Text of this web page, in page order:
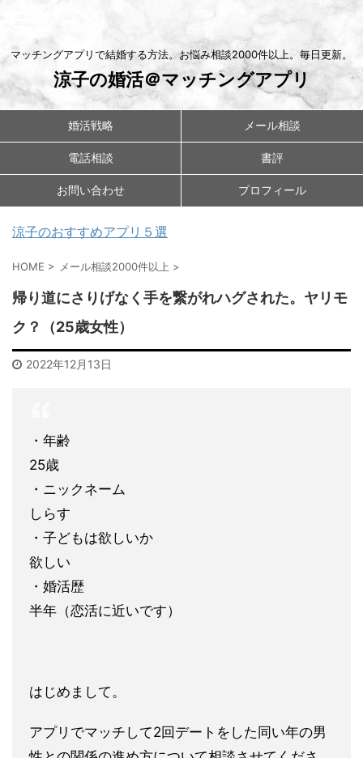
マッチングアプリで結婚する方法。お悩み相談2000件以上。毎日更新。
涼子の婚活＠マッチングアプリ
婚活戦略 メール相談
電話相談 書評
お問い合わせ プロフィール
涼子のおすすめアプリ５選
HOME > メール相談2000件以上 >
帰り道にさりげなく手を繋がれハグされた。ヤリモ
ク？（25歳女性）
2022年12月13日
・年齢
25歳
・ニックネーム
しらす
・子どもは欲しいか
欲しい
・婚活歴
半年（恋活に近いです）
はじめまして。
アプリでマッチして2回デートをした同い年の男